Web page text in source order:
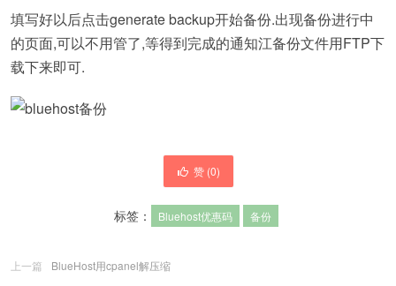
填写好以后点击generate backup开始备份.出现备份进行中
的页面,可以不用管了,等得到完成的通知江备份文件用FTP下
载下来即可.
赞 (0)
标签： Bluehost优惠码 备份
上一篇
BlueHost用cpanel解压缩